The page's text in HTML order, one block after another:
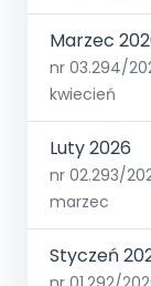
Marzec
nr 03.294/
kwiecień
Luty 2026
nr 02.293/
marzec
Styczeń